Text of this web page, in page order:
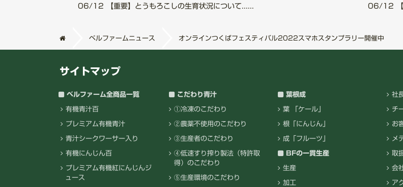
06/12 【重要】とうもろこしの生育状況について......
06/12
ベルファームニュース オンラインつくばフェスティバル2022スマホスタンプラリー開催中
サイトマップ
ベルファーム全商品一覧
有機青汁百
プレミアム有機青汁
青汁シークワーサー入り
有機にんじん百
プレミアム有機紅にんじんジ
ュース
こだわり青汁
①冷凍のこだわり
②農薬不使用のこだわり
③生産者のこだわり
④低速すり搾り製法（特許取
得）のこだわり
⑤生産環境のこだわり
葉根成
葉 「ケール」
根「にんじん」
成「フルーツ」
BFの一貫生産
生産
加工
社
チ
お
メ
取
会
ア